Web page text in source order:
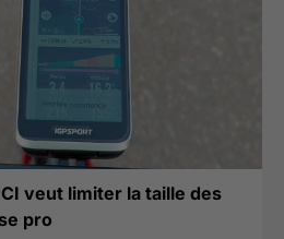
veut limiter la taille des
pro